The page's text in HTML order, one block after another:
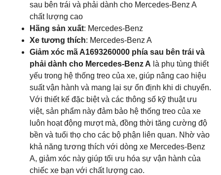
sau bên trái và phải dành cho Mercedes-Benz A
chất lượng cao
Hãng sản xuất: Mercedes-Benz
Xe tương thích: Mercedes-Benz A
Giảm xóc mã A1693260000 phía sau bên trái và
phải dành cho Mercedes-Benz A là phụ tùng thiết
yếu trong hệ thống treo của xe, giúp nâng cao hiệu
suất vận hành và mang lại sự ổn định khi di chuyển.
Với thiết kế đặc biệt và các thông số kỹ thuật ưu
việt, sản phẩm này đảm bảo hệ thống treo của xe
luôn hoạt động mượt mà, đồng thời tăng cường độ
bền và tuổi thọ cho các bộ phận liên quan. Nhờ vào
khả năng tương thích với dòng xe Mercedes-Benz
A, giảm xóc này giúp tối ưu hóa sự vận hành của
chiếc xe bạn với chất lượng cao.